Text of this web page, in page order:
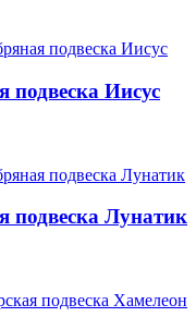
подвеска Иисус
подвеска Лунатик